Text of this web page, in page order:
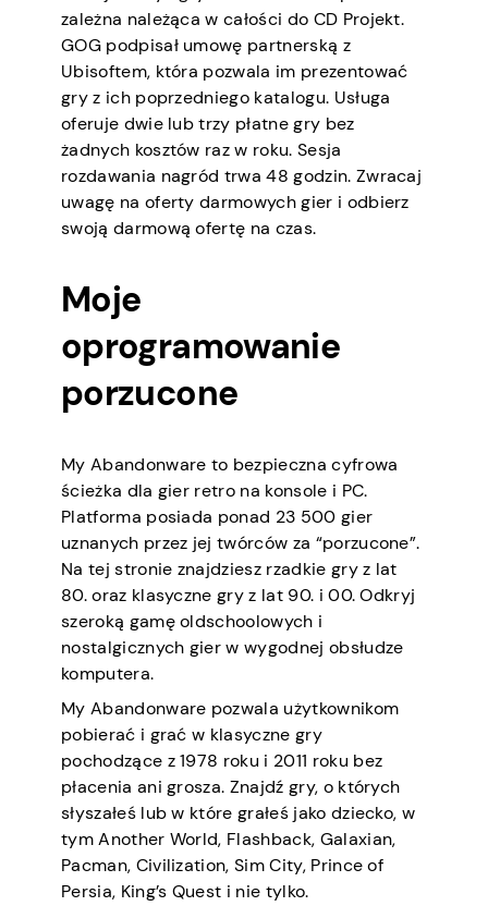
zależna należąca w całości do CD Projekt.
GOG podpisał umowę partnerską z
Ubisoftem, która pozwala im prezentować
gry z ich poprzedniego katalogu. Usługa
oferuje dwie lub trzy płatne gry bez
żadnych kosztów raz w roku. Sesja
rozdawania nagród trwa 48 godzin. Zwracaj
uwagę na oferty darmowych gier i odbierz
swoją darmową ofertę na czas.
Moje
oprogramowanie
porzucone
My Abandonware to bezpieczna cyfrowa
ścieżka dla gier retro na konsole i PC.
Platforma posiada ponad 23 500 gier
uznanych przez jej twórców za “porzucone”.
Na tej stronie znajdziesz rzadkie gry z lat
80. oraz klasyczne gry z lat 90. i 00. Odkryj
szeroką gamę oldschoolowych i
nostalgicznych gier w wygodnej obsłudze
komputera.
My Abandonware pozwala użytkownikom
pobierać i grać w klasyczne gry
pochodzące z 1978 roku i 2011 roku bez
płacenia ani grosza. Znajdź gry, o których
słyszałeś lub w które grałeś jako dziecko, w
tym Another World, Flashback, Galaxian,
Pacman, Civilization, Sim City, Prince of
Persia, King’s Quest i nie tylko.